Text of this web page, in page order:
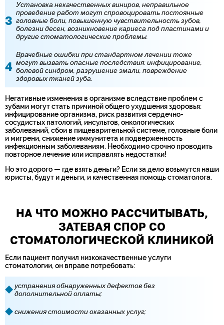
Установка некачественных виниров, неправильное
проведение работ могут спровоцировать постоянные
головные боли, повышенную чувствительность зубов,
болезни десен, возникновение кариеса под пластинами и
другие стоматологические проблемы.
Врачебные ошибки при стандартном лечении тоже
могут вызвать опасные последствия: инфицирование,
болевой синдром, разрушение эмали, повреждение
здоровых тканей зуба.
Негативные изменения в организме вследствие проблем с
зубами могут стать причиной общего ухудшения здоровья:
инфицирование организма, риск развития сердечно-
сосудистых патологий, инсультов, онкологических
заболеваний, сбои в пищеварительной системе, головные боли
и мигрени, снижение иммунитета и подверженность
инфекционным заболеваниям. Необходимо срочно проводить
повторное лечение или исправлять недостатки!
Но это дорого — где взять деньги? Если за дело возьмутся наши
юристы, будут и деньги, и качественная помощь стоматолога.
НА ЧТО МОЖНО РАССЧИТЫВАТЬ,
ЗАТЕВАЯ СПОР СО
СТОМАТОЛОГИЧЕСКОЙ КЛИНИКОЙ
Если пациент получил низкокачественные услуги
стоматологии, он вправе потребовать:
устранения обнаруженных дефектов без
дополнительной оплаты;
снижения стоимости оказанных услуг;